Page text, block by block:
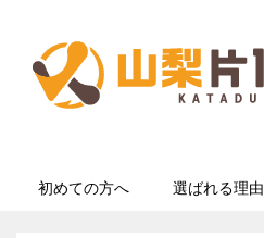
初めての方へ 選ばれる理由